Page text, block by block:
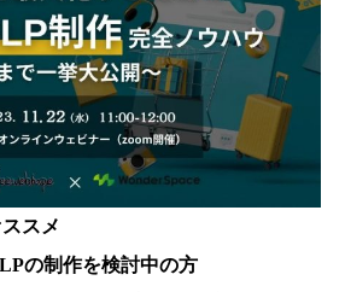
スメ
の制作を検討中の方